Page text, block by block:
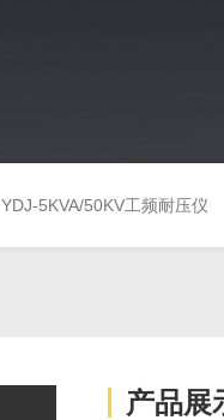
YDJ-5KVA/50KV工频耐压仪
产品展